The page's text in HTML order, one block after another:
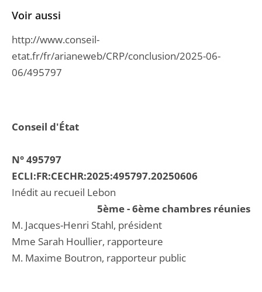
Conseil d'État
N° 495797
ECLI:FR:CECHR:2025:495797.20250606
Inédit au recueil Lebon
5ème - 6ème chambres réunies
M. Jacques-Henri Stahl, président
Mme Sarah Houllier, rapporteure
M. Maxime Boutron, rapporteur public
Voir aussi
http://www.conseil-
etat.fr/fr/arianeweb/CRP/conclusion/2025-06-
06/495797